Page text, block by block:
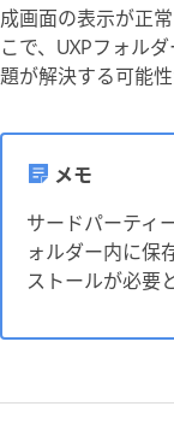
成画面の表示が正
こで、UXPフォル
題が解決する可能性
メモ
サードパーティ
ォルダー内に保
ストールが必要